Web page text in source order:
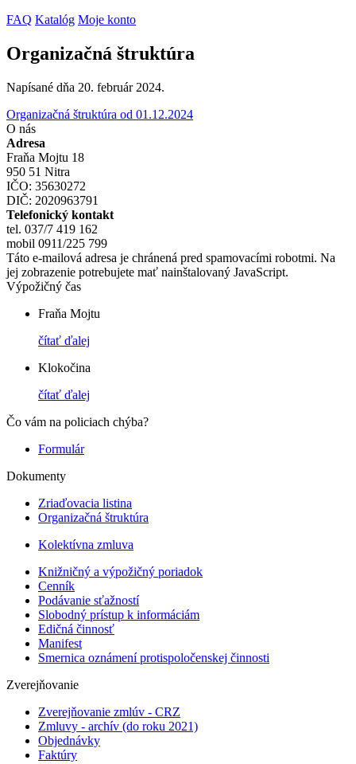
FAQ Katalóg Moje konto
Organizačná štruktúra
Napísané dňa 20. február 2024.
Organizačná štruktúra od 01.12.2024
O nás
Adresa
Fraňa Mojtu 18
950 51 Nitra
IČO: 35630272
DIČ: 2020963791
Telefonický kontakt
tel. 037/7 419 162
mobil 0911/225 799
Táto e-mailová adresa je chránená pred spamovacími robotmi. Na
jej zobrazenie potrebujete mať nainštalovaný JavaScript.
Výpožičný čas
Fraňa Mojtu
čítať ďalej
Klokočina
čítať ďalej
Čo vám na policiach chýba?
Formulár
Dokumenty
Zriaďovacia listina
Organizačná štruktúra
Kolektívna zmluva
Knižničný a výpožičný poriadok
Cenník
Podávanie sťažností
Slobodný prístup k informáciám
Edičná činnosť
Manifest
Smernica oznámení protispoločenskej činnosti
Zverejňovanie
Zverejňovanie zmlúv - CRZ
Zmluvy - archív (do roku 2021)
Objednávky
Faktúry